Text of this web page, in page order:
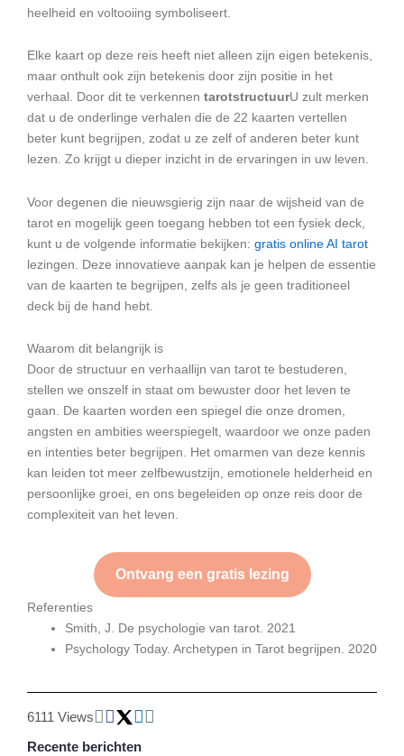
heelheid en voltooiing symboliseert.
Elke kaart op deze reis heeft niet alleen zijn eigen betekenis,
maar onthult ook zijn betekenis door zijn positie in het
verhaal. Door dit te verkennen tarotstructuurU zult merken
dat u de onderlinge verhalen die de 22 kaarten vertellen
beter kunt begrijpen, zodat u ze zelf of anderen beter kunt
lezen. Zo krijgt u dieper inzicht in de ervaringen in uw leven.
Voor degenen die nieuwsgierig zijn naar de wijsheid van de
tarot en mogelijk geen toegang hebben tot een fysiek deck,
kunt u de volgende informatie bekijken: gratis online AI tarot
lezingen. Deze innovatieve aanpak kan je helpen de essentie
van de kaarten te begrijpen, zelfs als je geen traditioneel
deck bij de hand hebt.
Waarom dit belangrijk is
Door de structuur en verhaallijn van tarot te bestuderen,
stellen we onszelf in staat om bewuster door het leven te
gaan. De kaarten worden een spiegel die onze dromen,
angsten en ambities weerspiegelt, waardoor we onze paden
en intenties beter begrijpen. Het omarmen van deze kennis
kan leiden tot meer zelfbewustzijn, emotionele helderheid en
persoonlijke groei, en ons begeleiden op onze reis door de
complexiteit van het leven.
Ontvang een gratis lezing
Referenties
Smith, J. De psychologie van tarot. 2021
Psychology Today. Archetypen in Tarot begrijpen. 2020
6111 Views
Recente berichten